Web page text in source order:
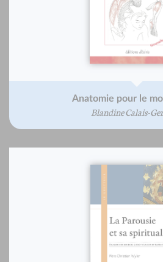
Anatomie pour le
Blandine Calais-